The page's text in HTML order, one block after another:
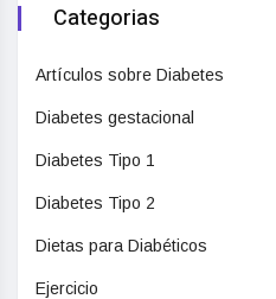
Categorias
Artículos sobre Diabetes
Diabetes gestacional
Diabetes Tipo 1
Diabetes Tipo 2
Dietas para Diabéticos
Ejercicio